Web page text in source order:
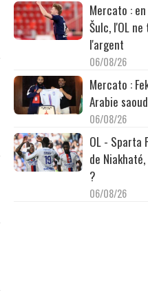
Mercato :
Šulc, l'OL
l'argent
06/08/26
Mercato :
Arabie
06/08/26
OL - Sparta
de
?
06/08/26